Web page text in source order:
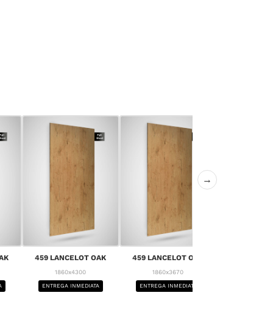
459 LANCELOT OAK
1860x4300
ENTREGA INMEDIATA
459 LANCELOT OAK
1860x3670
ENTREGA INMEDIATA
→